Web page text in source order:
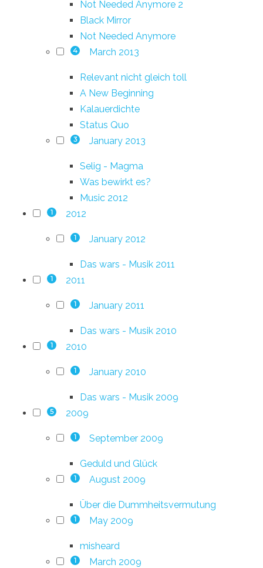
Not Needed Anymore 2
Black Mirror
Not Needed Anymore
4 March 2013
Relevant nicht gleich toll
A New Beginning
Kalauerdichte
Status Quo
3 January 2013
Selig - Magma
Was bewirkt es?
Music 2012
1 2012
1 January 2012
Das wars - Musik 2011
1 2011
1 January 2011
Das wars - Musik 2010
1 2010
1 January 2010
Das wars - Musik 2009
5 2009
1 September 2009
Geduld und Glück
1 August 2009
Über die Dummheitsvermutung
1 May 2009
misheard
1 March 2009